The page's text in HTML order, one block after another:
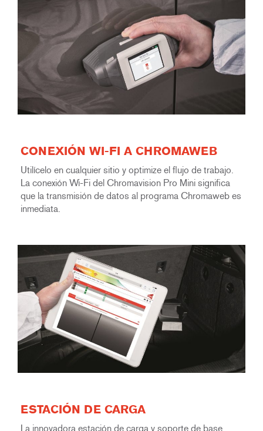
CONEXIÓN WI-FI A CHROMAWEB
Utilícelo en cualquier sitio y optimize el flujo de trabajo.
La conexión Wi-Fi del Chromavision Pro Mini significa
que la transmisión de datos al programa Chromaweb es
inmediata.
ESTACIÓN DE CARGA
La innovadora estación de carga y soporte de base